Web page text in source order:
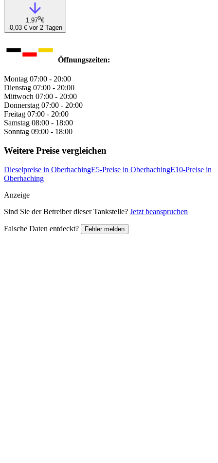
1,979€
-0,03 € vor 2 Tagen
Öffnungszeiten:
Montag 07:00 - 20:00
Dienstag 07:00 - 20:00
Mittwoch 07:00 - 20:00
Donnerstag 07:00 - 20:00
Freitag 07:00 - 20:00
Samstag 08:00 - 18:00
Sonntag 09:00 - 18:00
Weitere Preise vergleichen
Dieselpreise in OberhachingE5-Preise in OberhachingE10-Preise in
Oberhaching
Anzeige
Sind Sie der Betreiber dieser Tankstelle? Jetzt beanspruchen
Falsche Daten entdeckt? Fehler melden